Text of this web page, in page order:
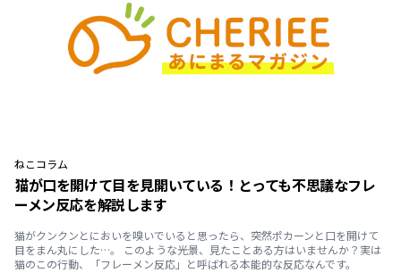
ねこコラム
猫が口を開けて目を見開いている！とっても不思議なフレ
ーメン反応を解説します
猫がクンクンとにおいを嗅いでいると思ったら、突然ポカーンと口を開けて
目をまん丸にした…。 このような光景、見たことある方はいませんか？実は
猫のこの行動、「フレーメン反応」と呼ばれる本能的な反応なんです。